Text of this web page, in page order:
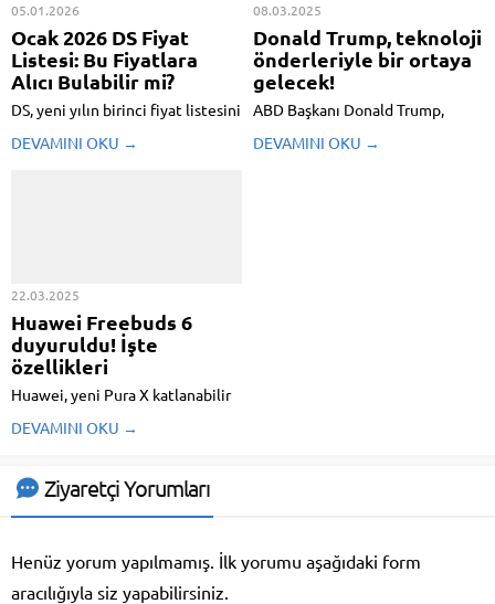
05.01.2026
Ocak 2026 DS Fiyat
Listesi: Bu Fiyatlara
Alıcı Bulabilir mi?
DS, yeni yılın birinci fiyat listesini
ayı fiyatlarına baktığımızda
DEVAMINI OKU →
08.03.2025
Donald Trump, teknoloji
önderleriyle bir ortaya
gelecek!
ABD Başkanı Donald Trump,
gelen teknoloji şirketlerinin
DEVAMINI OKU →
22.03.2025
Huawei Freebuds 6
duyuruldu! İşte
özellikleri
Huawei, yeni Pura X katlanabilir
Freebuds 6 kablosuz kulaklık
biçimindeki dizaynıyla dikkat
çeken kulaklık, evvelki
Geliştirilmiş ses kalitesi ...
DEVAMINI OKU →
Ziyaretçi Yorumları
Henüz yorum yapılmamış. İlk yorumu aşağıdaki form
aracılığıyla siz yapabilirsiniz.